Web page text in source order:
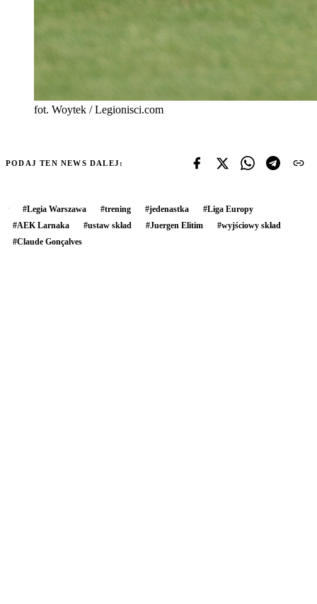
fot. Woytek / Legionisci.com
PODAJ TEN NEWS DALEJ:
#Legia Warszawa #trening #jedenastka #Liga Europy
#AEK Larnaka #ustaw skład #Juergen Elitim #wyjściowy skład
#Claude Gonçalves